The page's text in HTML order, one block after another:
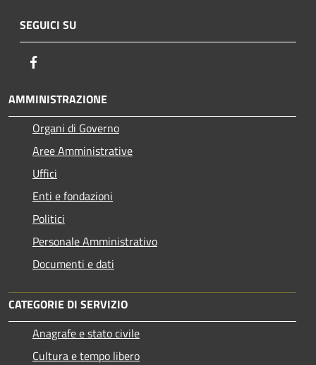
SEGUICI SU
AMMINISTRAZIONE
Organi di Governo
Aree Amministrative
Uffici
Enti e fondazioni
Politici
Personale Amministrativo
Documenti e dati
CATEGORIE DI SERVIZIO
Anagrafe e stato civile
Cultura e tempo libero